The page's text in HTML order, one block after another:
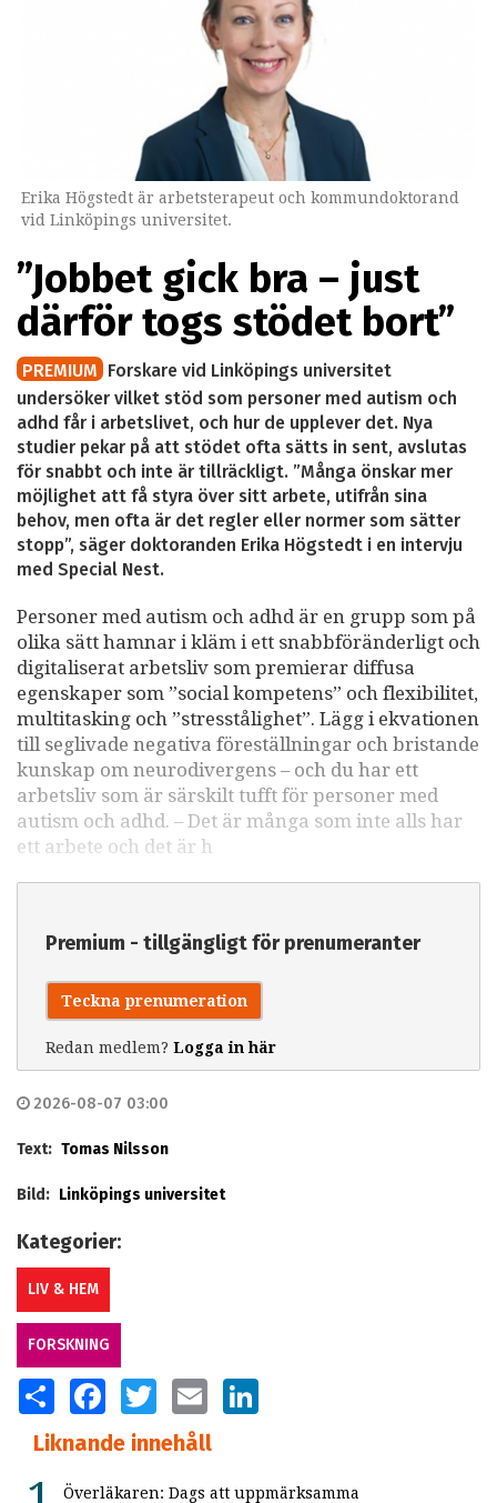
Erika Högstedt är arbetsterapeut och kommundoktorand
vid Linköpings universitet.
”Jobbet gick bra – just
därför togs stödet bort”
PREMIUM Forskare vid Linköpings universitet
undersöker vilket stöd som personer med autism och
adhd får i arbetslivet, och hur de upplever det. Nya
studier pekar på att stödet ofta sätts in sent, avslutas
för snabbt och inte är tillräckligt. ”Många önskar mer
möjlighet att få styra över sitt arbete, utifrån sina
behov, men ofta är det regler eller normer som sätter
stopp”, säger doktoranden Erika Högstedt i en intervju
med Special Nest.
Personer med autism och adhd är en grupp som på
olika sätt hamnar i kläm i ett snabbföränderligt och
digitaliserat arbetsliv som premierar diffusa
egenskaper som ”social kompetens” och flexibilitet,
multitasking och ”stresstålighet”. Lägg i ekvationen
till seglivade negativa föreställningar och bristande
kunskap om neurodivergens – och du har ett
arbetsliv som är särskilt tufft för personer med
autism och adhd. – Det är många som inte alls har
ett arbete och det är h
Premium - tillgängligt för prenumeranter
Teckna prenumeration
Redan medlem? Logga in här
2026-08-07 03:00
Text: Tomas Nilsson
Bild: Linköpings universitet
Kategorier:
LIV & HEM
FORSKNING
SHARE FACEBOOKTWITTER EMAIL
Liknande innehåll
Överläkaren: Dags att uppmärksamma